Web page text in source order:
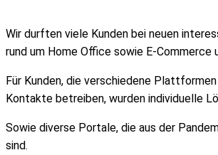
Wir durften viele Kunden bei neuen
rund um Home Office sowie E-Commerce
Für Kunden, die verschiedene
Kontakte betreiben, wurden individuelle
Sowie diverse Portale, die aus der
sind.